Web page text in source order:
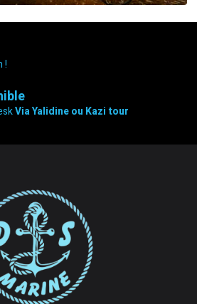
!
Via Yalidine ou Kazi tour